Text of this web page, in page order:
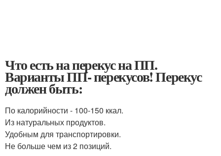
Что есть на перекус на ПП.
Варианты ПП- перекусов! Перекус
должен быть:
По калорийности - 100-150 ккал.
Из натуральных продуктов.
Удобным для транспортировки.
Не больше чем из 2 позиций.